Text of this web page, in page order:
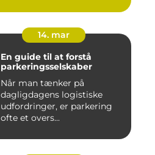
14. mar
En guide til at forstå
parkeringsselskaber
Når man tænker på
dagligdagens logistiske
udfordringer, er parkering
ofte et overs...